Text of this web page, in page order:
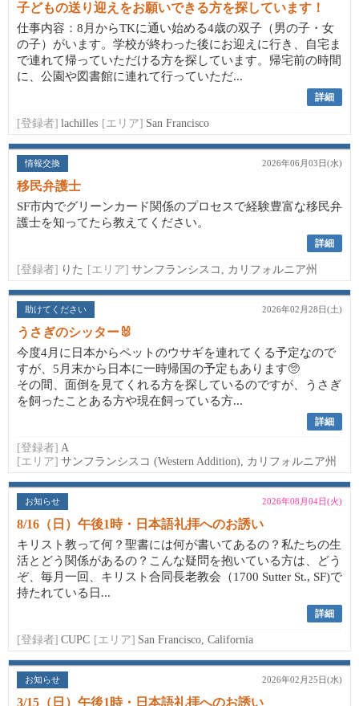
子どもの送り迎えをお願いできる方を探しています！
仕事内容：8月からTKに通い始める4歳の双子（男の子・女
の子）がいます。学校が終わった後にお迎えに行き、自宅ま
で連れて帰っていただける方を探しています。帰宅前の時間
に、公園や図書館に連れて行っていただ...
詳細
[登録者] lachilles [エリア] San Francisco
情報交換 2026年06月03日(水)
移民弁護士
SF市内でグリーンカード関係のプロセスで経験豊富な移民弁
護士を知ってたら教えてください。
詳細
[登録者] りた [エリア] サンフランシスコ, カリフォルニア州
助けてください 2026年02月28日(土)
うさぎのシッター🐰
今度4月に日本からペットのウサギを連れてくる予定なので
すが、5月末から日本に一時帰国の予定もあります🥺
その間、面倒を見てくれる方を探しているのですが、うさぎ
を飼ったことある方や現在飼っている方...
詳細
[登録者] A
[エリア] サンフランシスコ (Western Addition), カリフォルニア州
お知らせ 2026年08月04日(火)
8/16（日）午後1時・日本語礼拝へのお誘い
キリスト教って何？聖書には何が書いてあるの？私たちの生
活とどう関係があるの？こんな疑問を抱いている方は、どう
ぞ、毎月一回、キリスト合同長老教会（1700 Sutter St., SF)で
持たれている日...
詳細
[登録者] CUPC [エリア] San Francisco, California
お知らせ 2026年02月25日(水)
3/15（日）午後1時・日本語礼拝へのお誘い